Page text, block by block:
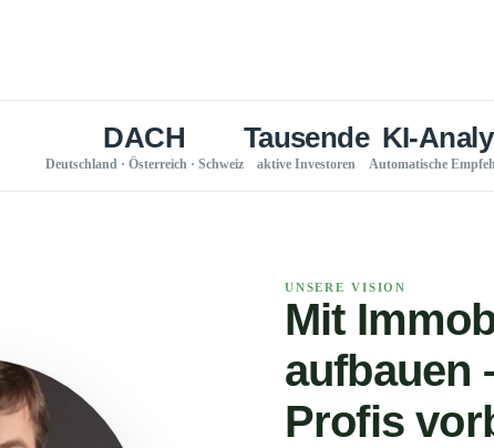
DACH
Deutschland · Österreich · Schweiz
Tausende
aktive Investoren
KI-
Automatische
UNSERE VISION
Mit
aufbauen
Profis